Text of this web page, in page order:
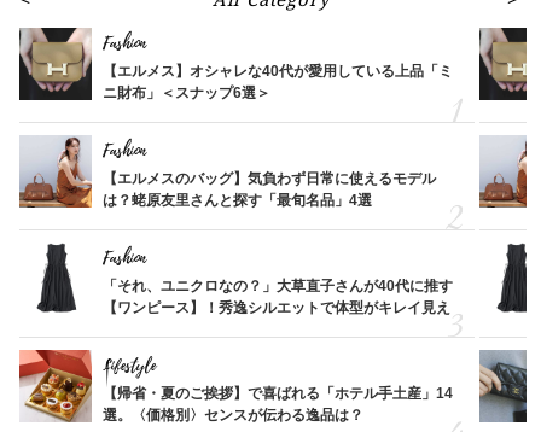
Fashion
【エルメス】オシャレな40代が愛用している上品「ミ
ニ財布」＜スナップ6選＞
Fashion
【エルメスのバッグ】気負わず日常に使えるモデル
は？蛯原友里さんと探す「最旬名品」4選
Fashion
「それ、ユニクロなの？」大草直子さんが40代に推す
【ワンピース】！秀逸シルエットで体型がキレイ見え
Lifestyle
【帰省・夏のご挨拶】で喜ばれる「ホテル手土産」14
選。〈価格別〉センスが伝わる逸品は？